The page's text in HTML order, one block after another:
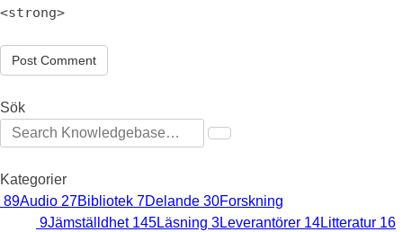
<strong>
Post Comment
Sök
Kategorier
89Audio 27Bibliotek 7Delande 30Forskning
9Jämställdhet 145Läsning 3Leverantörer 14Litteratur 16